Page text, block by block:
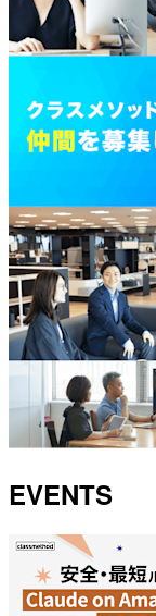
EVENTS